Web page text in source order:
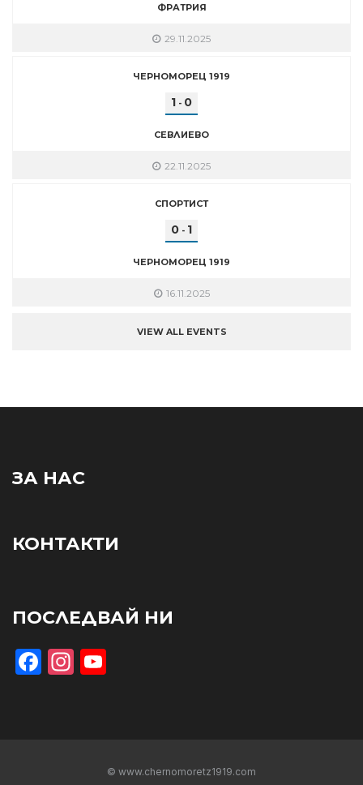
ФРАТРИЯ
29.11.2025
ЧЕРНОМОРЕЦ 1919
1 - 0
СЕВЛИЕВО
22.11.2025
СПОРТИСТ
0 - 1
ЧЕРНОМОРЕЦ 1919
16.11.2025
VIEW ALL EVENTS
ЗА НАС
КОНТАКТИ
ПОСЛЕДВАЙ НИ
Facebook
Instagram
© www.chernomoretz1919.com